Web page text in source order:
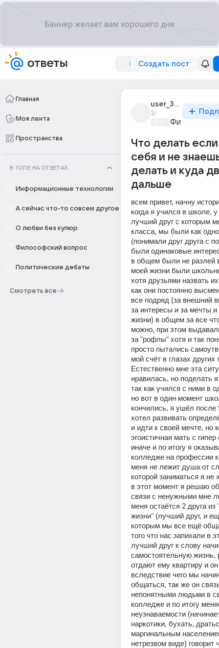
Создать пост
Главная
Моя лента
Пространства
В ТОПЕ НА ОТВЕТАХ
Информационные технологии
А сейчас что-то совсем другое
О любви без купюр
Философский вопрос
Политические дебаты
Смотреть все
user_320083433
1г
Что делать
себя и не
делать и куда
дальше
всем привет, начну
когда я учился в школе,
лучший друг с которым
класса, мы были как
(понимали друг друга с
были одинаковые
в общем были не разлей
моей жизни были
хотя друзьями назвать
как они постоянно
все подряд (за внешний
за интересы и за мечты
жизни) в общем за все
можно, при этом
за "рофлы" хотя и так
просто пытались
мой счёт в глазах других
Естественно мне эта
нравилась, но поделать я
так как учился с ними в
но вот в один момент
кончились, я ушёл после
хотел развивать
и идти к своей мечте, но
эгоистичная мать с
иначе и по итогу я
колледже на профессии
меня не лежит душа от
которой заниматься я не
в этот момент я решаю
связи с ненужными мне
меня остаётся 2 друга
жизни" (лучший друг, и
которым мы все ещё
того что нас запихали в
лучший друг к слову
самостоятельную жизнь,
отдают ему квартиру и
вследствие чего мы
общаться, так же он
непонятными людьми в
колледже и по итогу
неузнаваемости
наркотики, бухать,
маргинальным
нетрезвом виде) говорит